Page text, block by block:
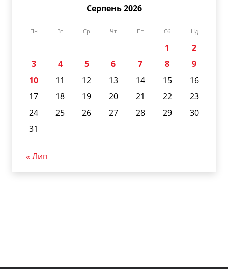
Серпень 2026
Пн Вт Ср Чт Пт Сб Нд
1
2
3
4 5 6 7 8
9
10
11 12 13 14 15
16
17
18 19 20 21 22
23
24
25 26 27 28 29
30
31
« Лип